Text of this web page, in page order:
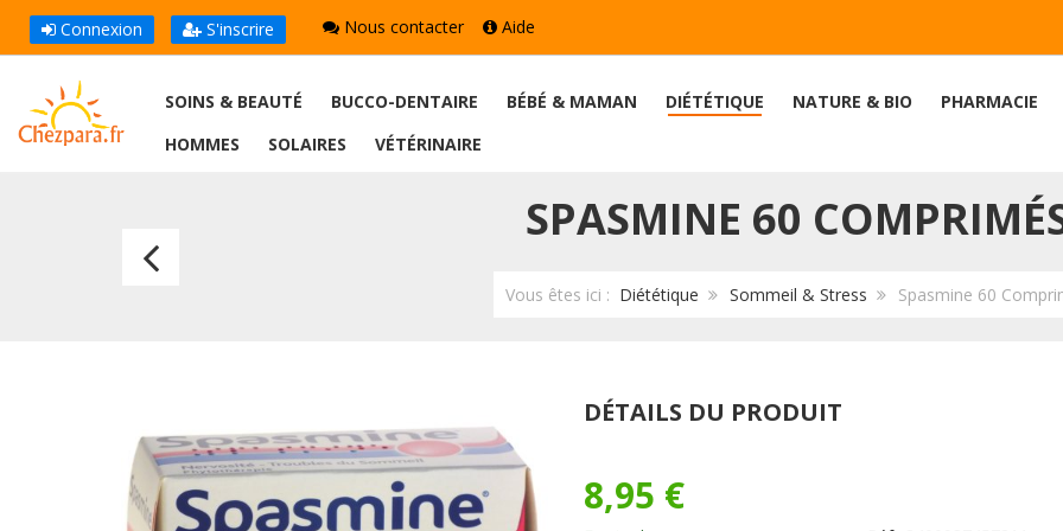
Connexion S'inscrire Nous contacter Aide
SOINS & BEAUTÉ BUCCO-DENTAIRE BÉBÉ & MAMAN DIÉTÉTIQUE NATURE & BIO PHARMACIE
HOMMES
SOLAIRES VÉTÉRINAIRE
SPASMINE 60
Vous êtes ici : Diététique Sommeil & Stress Spasmine 60
Quies
Relaxation
Occultant
DÉTAILS DU PRODUIT
8,95 €